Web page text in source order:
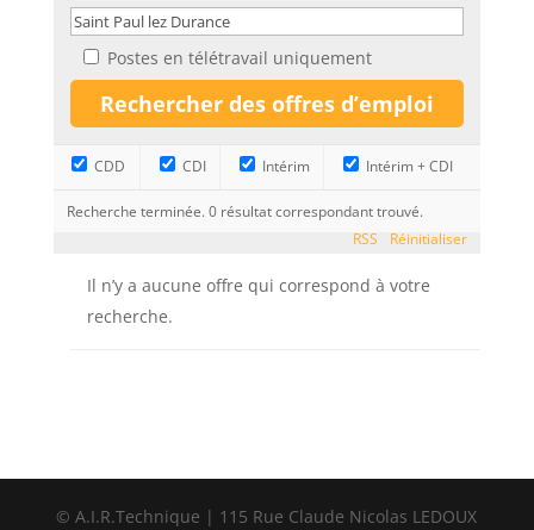
Postes en télétravail uniquement
CDD CDI Intérim Intérim + CDI
Recherche terminée. 0 résultat correspondant trouvé.
Réinitialiser
RSS
Il n’y a aucune offre qui correspond à votre
recherche.
© A.I.R.Technique | 115 Rue Claude Nicolas LEDOUX